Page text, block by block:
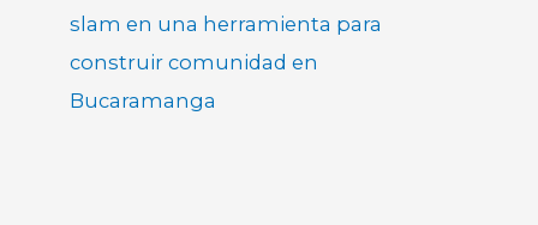
slam en una herramienta para
construir comunidad en
Bucaramanga